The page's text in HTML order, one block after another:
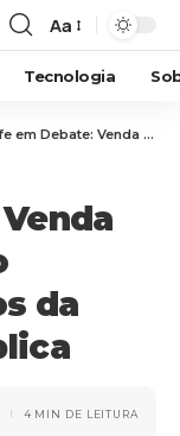
Aa
Tecnologia
Venda dos Precatórios do FUNDEF e os Rumos da Administração Pública
da
4 MIN DE LEITURA